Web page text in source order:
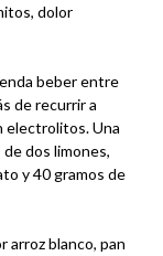
dolor
beber entre
de recurrir a
electrolitos. Una
dos limones,
y 40 gramos de
arroz blanco, pan